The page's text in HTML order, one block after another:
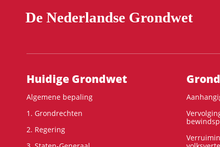
De Nederlandse Grondwet
Hoofdnavigatie
Huidige Grondwet
Algemene bepaling
1. Grondrechten
2. Regering